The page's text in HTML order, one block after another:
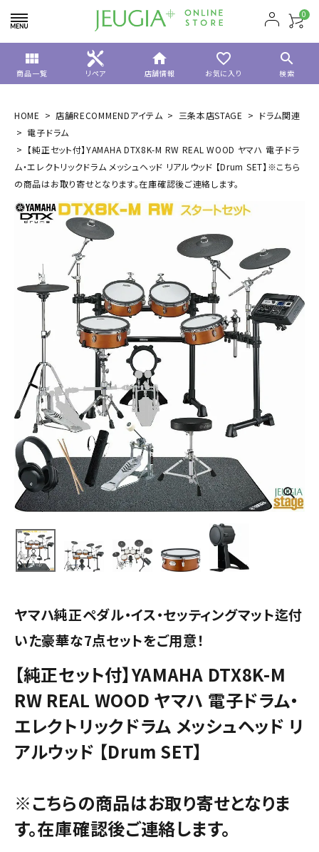
0
view_module
商品一覧 リペア
home
店舗情報
favorite_border
お気に入り
search
検索
HOME 店舗RECOMMENDアイテム 三条本店STAGE
ドラム関連
電子ドラム
【純正セット付】YAMAHA DTX8K-M RW REAL WOOD ヤマハ 電子ドラ
ム・エレクトリックドラム メッシュヘッド リアルウッド 【Drum SET】※こちら
の商品はお取り寄せとなります。在庫確認後ご連絡します。
ヤマハ純正ペダル・イス・セッティングマット迄付
いた豪華な7点セットをご用意！
【純正セット付】YAMAHA DTX8K-M
RW REAL WOOD ヤマハ 電子ドラム・
エレクトリックドラム メッシュヘッド リ
アルウッド 【Drum SET】
※こちらの商品はお取り寄せとなりま
す。在庫確認後ご連絡します。